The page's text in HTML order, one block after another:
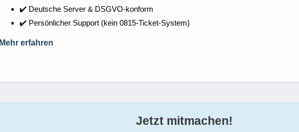
✔️ Deutsche Server & DSGVO-konform
✔️ Persönlicher Support (kein 0815-Ticket-System)
Mehr erfahren
Jetzt mitmachen!